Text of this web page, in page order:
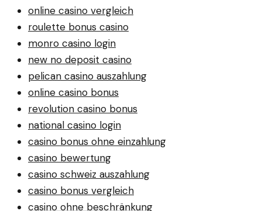
online casino vergleich
roulette bonus casino
monro casino login
new no deposit casino
pelican casino auszahlung
online casino bonus
revolution casino bonus
national casino login
casino bonus ohne einzahlung
casino bewertung
casino schweiz auszahlung
casino bonus vergleich
casino ohne beschränkung